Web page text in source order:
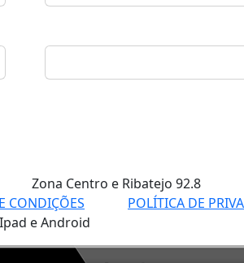
Zona Centro e Ribatejo 92.8
CONDIÇÕES POLÍTICA DE
e Android